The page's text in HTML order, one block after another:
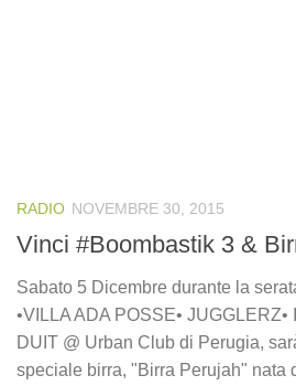
RADIO NOVEMBRE 30, 2015
Vinci #Boombastik 3 &
Sabato 5 Dicembre durante la
•VILLA ADA POSSE• JUGGLERZ•
DUIT @ Urban Club di Perugia,
speciale birra, "Birra Perujah" nata